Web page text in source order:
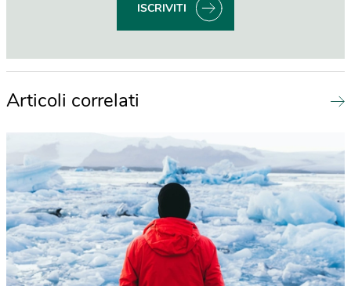
ISCRIVITI
Articoli correlati